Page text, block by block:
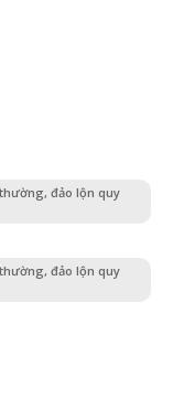
đảo lộn quy
đảo lộn quy